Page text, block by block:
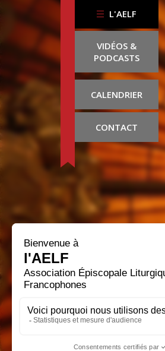
L'AELF
VIDÉOS &
PODCASTS
CALENDRIER
CONTACT